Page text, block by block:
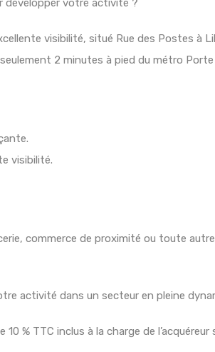
développer votre activité ?
visibilité, situé Rue des Postes à
2 minutes à pied du métro Porte
visibilité.
commerce de proximité ou toute
activité dans un secteur en pleine
% TTC inclus à la charge de l’acquéreur